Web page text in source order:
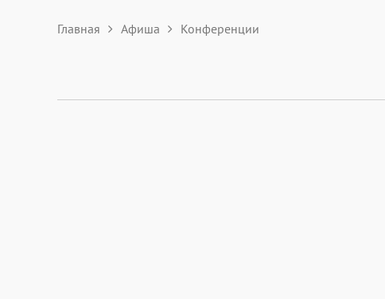
Главная Афиша Конференции